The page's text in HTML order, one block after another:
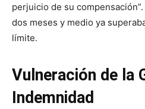
perjuicio de su
dos meses y medio ya
límite.
Vulneración de la
Indemnidad